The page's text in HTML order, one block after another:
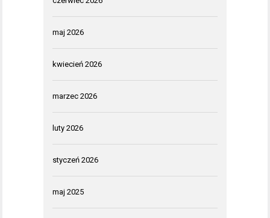
maj 2026
kwiecień 2026
marzec 2026
luty 2026
styczeń 2026
maj 2025